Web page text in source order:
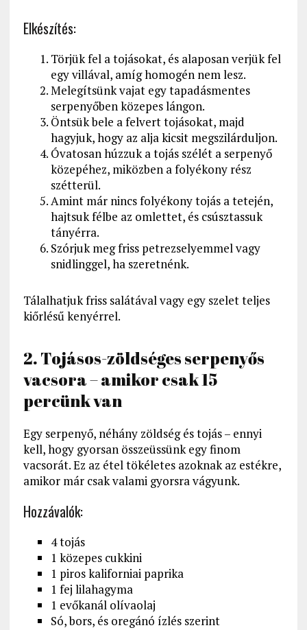
Elkészítés:
Törjük fel a tojásokat, és alaposan verjük fel
egy villával, amíg homogén nem lesz.
Melegítsünk vajat egy tapadásmentes
serpenyőben közepes lángon.
Öntsük bele a felvert tojásokat, majd
hagyjuk, hogy az alja kicsit megszilárduljon.
Óvatosan húzzuk a tojás szélét a serpenyő
közepéhez, miközben a folyékony rész
szétterül.
Amint már nincs folyékony tojás a tetején,
hajtsuk félbe az omlettet, és csúsztassuk
tányérra.
Szórjuk meg friss petrezselyemmel vagy
snidlinggel, ha szeretnénk.
Tálalhatjuk friss salátával vagy egy szelet teljes
kiőrlésű kenyérrel.
2. Tojásos-zöldséges serpenyős
vacsora – amikor csak 15
percünk van
Egy serpenyő, néhány zöldség és tojás – ennyi
kell, hogy gyorsan összeüssünk egy finom
vacsorát. Ez az étel tökéletes azoknak az estékre,
amikor már csak valami gyorsra vágyunk.
Hozzávalók:
4 tojás
1 közepes cukkini
1 piros kaliforniai paprika
1 fej lilahagyma
1 evőkanál olívaolaj
Só, bors, és oregánó ízlés szerint